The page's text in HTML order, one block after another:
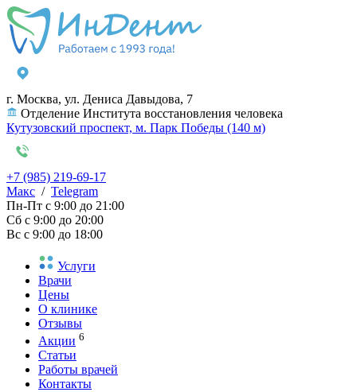
г. Москва, ул. Дениса Давыдова, 7
Отделение Института восстановления человека
Кутузовский проспект, м. Парк Победы (140 м)
+7 (985) 219-69-17
Макс / Telegram
Пн-Пт с 9:00 до 21:00
Сб с 9:00 до 20:00
Вс с 9:00 до 18:00
Услуги
Врачи
Цены
О клинике
Отзывы
Акции 6
Статьи
Работы врачей
Контакты